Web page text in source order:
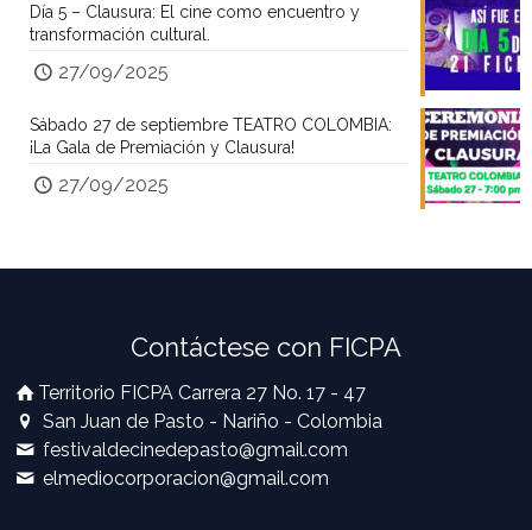
Día 5 – Clausura: El cine como encuentro y
transformación cultural.
27/09/2025
Sábado 27 de septiembre TEATRO COLOMBIA:
¡La Gala de Premiación y Clausura!
27/09/2025
Contáctese con FICPA
Territorio FICPA Carrera 27 No. 17 - 47
San Juan de Pasto - Nariño - Colombia
festivaldecinedepasto@gmail.com
elmediocorporacion@gmail.com